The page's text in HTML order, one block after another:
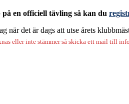
en officiell tävling så kan du
när det är dags att utse årets
eller inte stämmer så skicka ett mail till